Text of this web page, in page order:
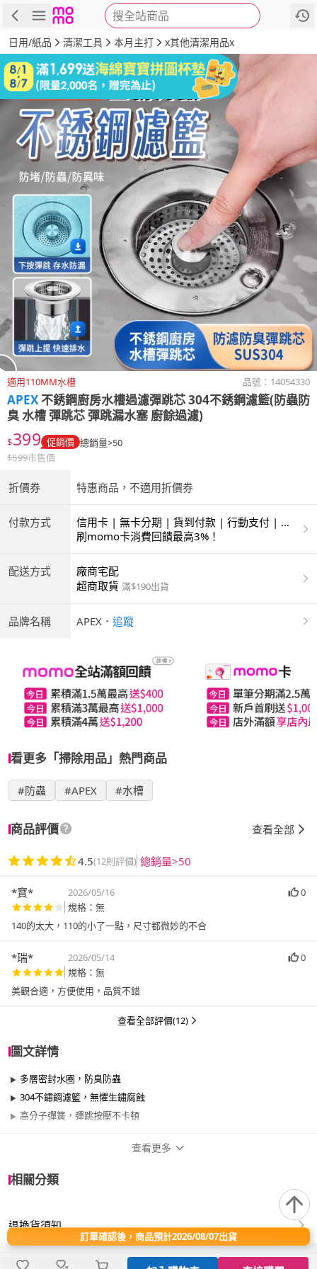
搜全站商品
商品 評價 詳情
日用/紙品 清潔工具 本月主打 x其他清潔用品x
適用110MM水槽 品號： 14054330
APEX不銹鋼廚房水槽過濾彈跳芯 304不銹鋼濾籃(防蟲防
臭 水槽 彈跳芯 彈跳漏水塞 廚餘過濾)
$399 促銷價 總銷量>50
$599市售價
折價券 特惠商品，不適用折價券
付款方式
信用卡 | 無卡分期 | 貨到付款 | 行動支付 | 超
商付款 | ATM | 銀聯卡 | 銀行帳戶付款
刷momo卡消費回饋最高3%！
配送方式
廠商宅配
超商取貨 滿$190出貨
品牌名稱 APEX ． 追蹤
看更多「掃除用品」熱門商品
#防蟲 #APEX #水槽
商品評價 查看全部
4.5(12則評價) 總銷量>50
*寶* 2026/05/16
0
規格：無
140的太大，110的小了一點，尺寸都微妙的不合
*瑞* 2026/05/14
0
規格：無
美觀合適，方便使用，品質不錯
查看全部評價(12)
圖文詳情
多層密封水圈，防臭防蟲
304不鏽鋼濾籃，無懼生鏽腐蝕
高分子彈簧，彈跳按壓不卡頓
適用於 廚房
查看更多
相關分類
退換貨須知
訂單確認後，商品預計2026/08/07出貨